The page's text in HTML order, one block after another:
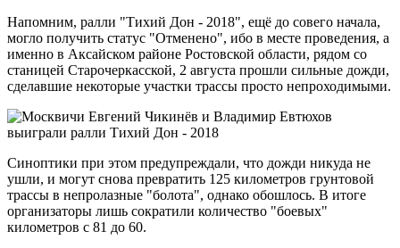
Напомним, ралли "Тихий Дон - 2018", ещё до совего начала,
могло получить статус "Отменено", ибо в месте проведения, а
именно в Аксайском районе Ростовской области, рядом со
станицей Старочеркасской, 2 августа прошли сильные дожди,
сделавшие некоторые участки трассы просто непроходимыми.
Синоптики при этом предупреждали, что дожди никуда не
ушли, и могут снова превратить 125 километров грунтовой
трассы в непролазные "болота", однако обошлось. В итоге
организаторы лишь сократили количество "боевых"
километров с 81 до 60.